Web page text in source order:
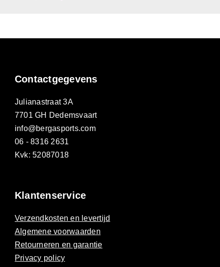
Contactgegevens
Julianastraat 3A
7701 GH Dedemsvaart
info@bergasports.com
06 - 8316 2631
Kvk: 52087018
Klantenservice
Verzendkosten en levertijd
Algemene voorwaarden
Retourneren en garantie
Privacy policy